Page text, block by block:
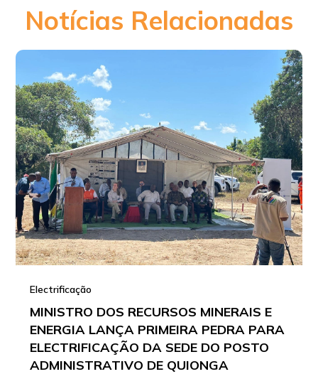
Notícias Relacionadas
Electrificação
MINISTRO DOS RECURSOS MINERAIS E
ENERGIA LANÇA PRIMEIRA PEDRA PARA
ELECTRIFICAÇÃO DA SEDE DO POSTO
ADMINISTRATIVO DE QUIONGA